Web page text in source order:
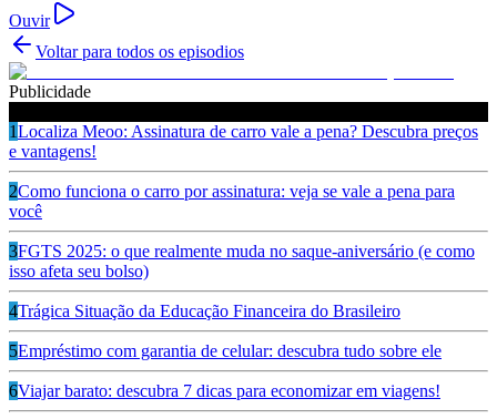
Ouvir
Voltar para todos os episodios
Publicidade
1Localiza Meoo: Assinatura de carro vale a pena? Descubra preços
e vantagens!
2Como funciona o carro por assinatura: veja se vale a pena para
você
3FGTS 2025: o que realmente muda no saque-aniversário (e como
isso afeta seu bolso)
4Trágica Situação da Educação Financeira do Brasileiro
5Empréstimo com garantia de celular: descubra tudo sobre ele
6Viajar barato: descubra 7 dicas para economizar em viagens!